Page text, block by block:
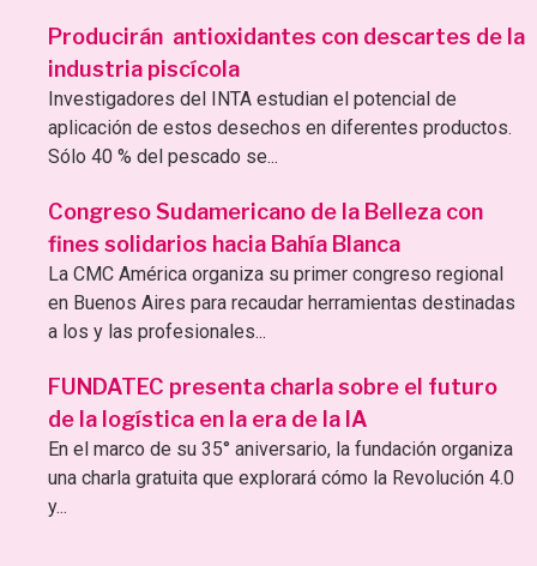
Producirán antioxidantes con descartes de la
industria piscícola
Investigadores del INTA estudian el potencial de
aplicación de estos desechos en diferentes productos.
Sólo 40 % del pescado se...
Congreso Sudamericano de la Belleza con
fines solidarios hacia Bahía Blanca
La CMC América organiza su primer congreso regional
en Buenos Aires para recaudar herramientas destinadas
a los y las profesionales...
FUNDATEC presenta charla sobre el futuro
de la logística en la era de la IA
En el marco de su 35° aniversario, la fundación organiza
una charla gratuita que explorará cómo la Revolución 4.0
y...